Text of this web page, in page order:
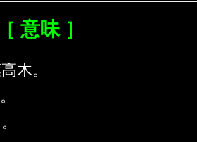
［ 意味 ］
木。